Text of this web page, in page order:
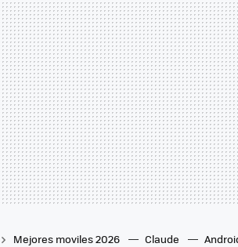
Mejores moviles 2026 Claude